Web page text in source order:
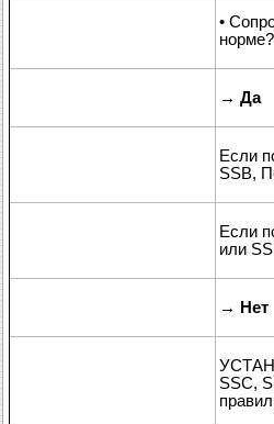
•
норме?
→ Да
Если
SSB,
Если
или
→ Нет
SSC,